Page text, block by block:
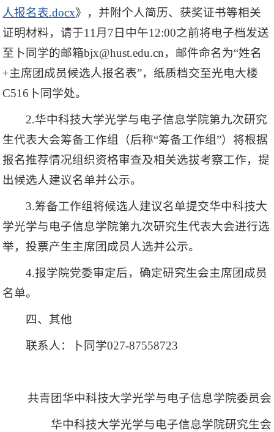
人报名表.docx》，并附个人简历、获奖证书等相关
证明材料，请于11月7日中午12:00之前将电子档发送
至卜同学的邮箱bjx@hust.edu.cn，邮件命名为“姓名
+主席团成员候选人报名表”，纸质档交至光电大楼
C516卜同学处。
2.华中科技大学光学与电子信息学院第九次研究
生代表大会筹备工作组（后称“筹备工作组”）将根据
报名推荐情况组织资格审查及相关选拔考察工作，提
出候选人建议名单并公示。
3.筹备工作组将候选人建议名单提交华中科技大
学光学与电子信息学院第九次研究生代表大会进行选
举，投票产生主席团成员人选并公示。
4.报学院党委审定后，确定研究生会主席团成员
名单。
四、其他
联系人：卜同学027-87558723
共青团华中科技大学光学与电子信息学院委员会
华中科技大学光学与电子信息学院研究生会